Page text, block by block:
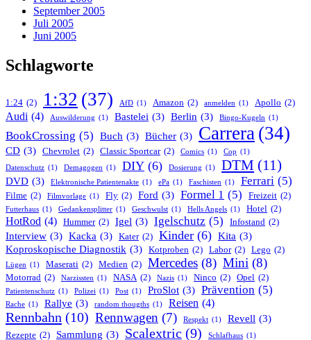
September 2005
Juli 2005
Juni 2005
Schlagworte
1:24 (2) 1:32 (37) AfD (1) Amazon (2) anmelden (1) Apollo (2)
Audi (4) Auswilderung (1) Bastelei (3) Berlin (3) Bingo-Kugeln (1)
BookCrossing (5) Buch (3) Bücher (3) Carrera (34)
CD (3) Chevrolet (2) Classic Sportcar (2) Comics (1) Cop (1)
Datenschutz (1) Demagogen (1) DIY (6) Dosierung (1) DTM (11)
DVD (3) Elektronische Patientenakte (1) ePa (1) Faschisten (1) Ferrari (5)
Filme (2) Filmvorlage (1) Fly (2) Ford (3) Formel 1 (5) Freizeit (2)
Futterhaus (1) Gedankensplitter (1) Geschwulst (1) Hells Angels (1) Hotel (2)
HotRod (4) Hummer (2) Igel (3) Igelschutz (5) Infostand (2)
Interview (3) Kacka (3) Kater (2) Kinder (6) Kita (3)
Koproskopische Diagnostik (3) Kotproben (2) Labor (2) Lego (2)
Lügen (1) Maserati (2) Medien (2) Mercedes (8) Mini (8)
Motorrad (2) Narzissten (1) NASA (2) Nazis (1) Ninco (2) Opel (2)
Patientenschutz (1) Polizei (1) Post (1) ProSlot (3) Prävention (5)
Rache (1) Rallye (3) random thougths (1) Reisen (4)
Rennbahn (10) Rennwagen (7) Respekt (1) Revell (3)
Rezepte (2) Sammlung (3) Scalextric (9) Schlafhaus (1)